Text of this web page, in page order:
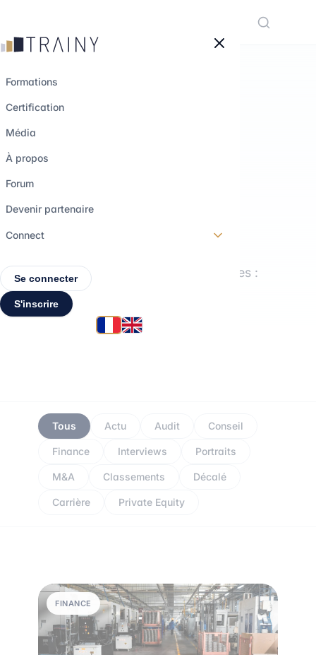
Formations
Certification
Média
À propos
Forum
Devenir partenaire
Connect
Se connecter
S'inscrire
Comprendre les
Explorer les
parcours.
Interviews, formations, décryptages :
tout pour construire ton projet
professionnel.
Tous Actu Audit Conseil
Finance Interviews Portraits
M&A Classements Décalé
Carrière Private Equity
FINANCE